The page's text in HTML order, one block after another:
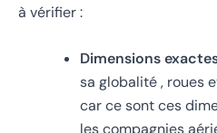
à vérifier :
Dimensions
sa globalité , roues
car ce sont ces